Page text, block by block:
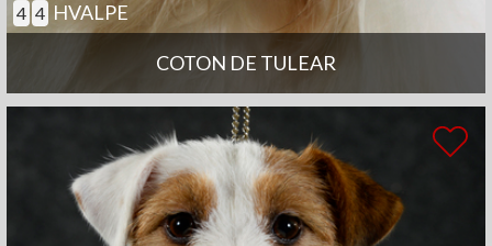
COTON DE TULEAR
4 4 HVALPE